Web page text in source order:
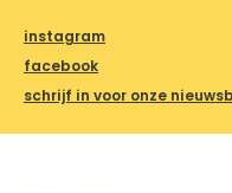
instagram
facebook
schrijf in voor onze